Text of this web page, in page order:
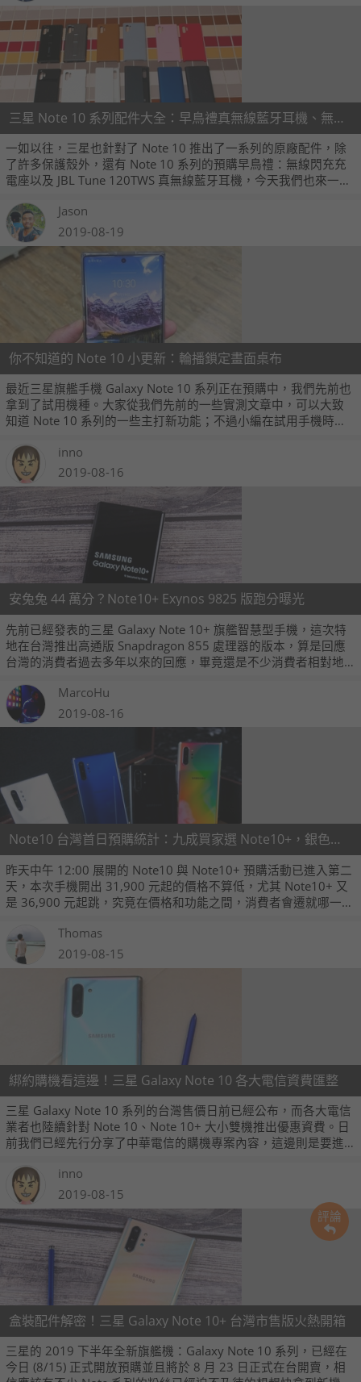
評論
三星 Note 10 系列配件大全：早鳥禮真無線藍牙耳機、無線充電座、多種原廠保護殼一覽
一如以往，三星也針對了 Note 10 推出了一系列的原廠配件，除
了許多保護殼外，還有 Note 10 系列的預購早鳥禮：無線閃充充
電座以及 JBL Tune 120TWS 真無線藍牙耳機，今天我們也來一篇
Jason
2019-08-19
你不知道的 Note 10 小更新：輪播鎖定畫面桌布
最近三星旗艦手機 Galaxy Note 10 系列正在預購中，我們先前也
拿到了試用機種。大家從我們先前的一些實測文章中，可以大致
知道 Note 10 系列的一些主打新功能；不過小編在試用手機時，
分享給大家，說不定 S10 之類的舊機種，未來軟體更新時也會納
入這些功能。
inno
2019-08-16
安兔兔 44 萬分？Note10+ Exynos 9825 版跑分曝光
先前已經發表的三星 Galaxy Note 10+ 旗艦智慧型手機，這次特
地在台灣推出高通版 Snapdragon 855 處理器的版本，算是回應
台灣的消費者過去多年以來的回應，畢竟還是不少消費者相對地
MarcoHu
2019-08-16
Note10 台灣首日預購統計：九成買家選 Note10+，銀色和 256GB 壓倒勝
昨天中午 12:00 展開的 Note10 與 Note10+ 預購活動已進入第二
天，本次手機開出 31,900 元起的價格不算低，尤其 Note10+ 又
是 36,900 元起跳，究竟在價格和功能之間，消費者會遷就哪一
顏色和容量版本最受青睞？以下就是我們所蒐集到的 Note10 系
列於三星專賣店預購首日的訂單統計，一起看看玩家到底怎麼
選？
Thomas
2019-08-15
綁約購機看這邊！三星 Galaxy Note 10 各大電信資費匯整
三星 Galaxy Note 10 系列的台灣售價日前已經公布，而各大電信
業者也陸續針對 Note 10、Note 10+ 大小雙機推出優惠資費。日
前我們已經先行分享了中華電信的購機專案內容，這邊則是要進
Note 10、Note 10+ 方案，有打算搭配電信方案入手新機的人可
以參考看看。
inno
2019-08-15
盒裝配件解密！三星 Galaxy Note 10+ 台灣市售版火熱開箱
三星的 2019 下半年全新旗艦機：Galaxy Note 10 系列，已經在
今日 (8/15) 正式開放預購並且將於 8 月 23 日正式在台開賣，相